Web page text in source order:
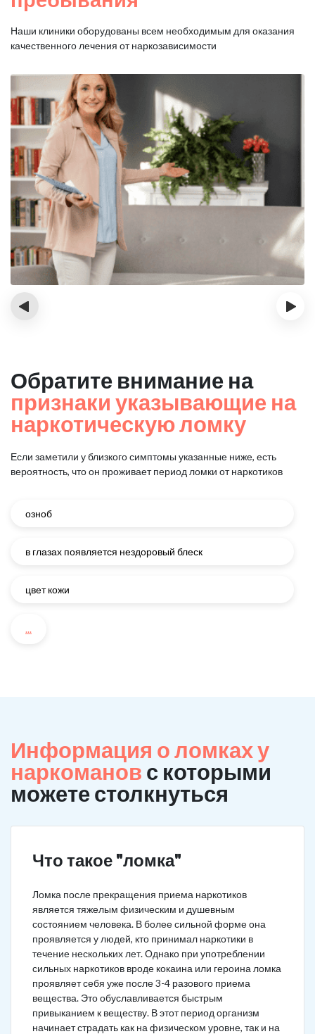
Наши клиники оборудованы всем необходимым для оказания
качественного лечения от наркозависимости
‹ ›
Обратите внимание на
признаки указывающие на
наркотическую ломку
Если заметили у близкого симптомы указанные ниже, есть
вероятность, что он проживает период ломки от наркотиков
озноб
в глазах появляется нездоровый блеск
цвет кожи
...
Информация о ломках у
наркоманов с которыми
можете столкнуться
Что такое "ломка"
Ломка после прекращения приема наркотиков
является тяжелым физическим и душевным
состоянием человека. В более сильной форме она
проявляется у людей, кто принимал наркотики в
течение нескольких лет. Однако при употреблении
сильных наркотиков вроде кокаина или героина ломка
проявляет себя уже после 3-4 разового приема
вещества. Это обуславливается быстрым
привыканием к веществу. В этот период организм
начинает страдать как на физическом уровне, так и на